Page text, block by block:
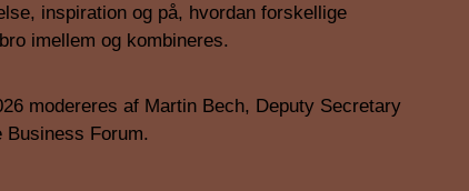
inspiration og på, hvordan forskellige
imellem og kombineres.
modereres af Martin Bech, Deputy Secretary
Business Forum.